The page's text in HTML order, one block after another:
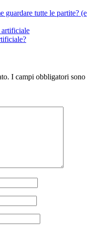
guardare tutte le partite? (e
I campi obbligatori sono